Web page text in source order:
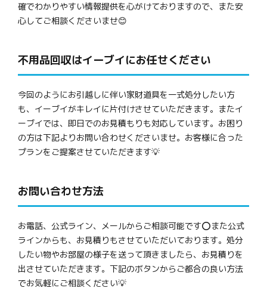
確でわかりやすい情報提供を心がけておりますので、また安
心してご相談くださいませ😊
不用品回収はイーブイにお任せください
今回のようにお引越しに伴い家財道具を一式処分したい方
も、イーブイがキレイに片付けさせていただきます。またイ
ーブイでは、即日でのお見積もりも対応しています。お困り
の方は下記よりお問い合わせくださいませ。お客様に合った
プランをご提案させていただきます💡
お問い合わせ方法
お電話、公式ライン、メールからご相談可能です⭕また公式
ラインからも、お見積りもさせていただいております。処分
したい物やお部屋の様子を送って頂きましたら、お見積りを
出させていただきます。下記のボタンからご都合の良い方法
でお気軽にご相談ください💡